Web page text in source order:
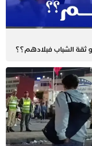
ثقة الشباب فبلادهم؟؟